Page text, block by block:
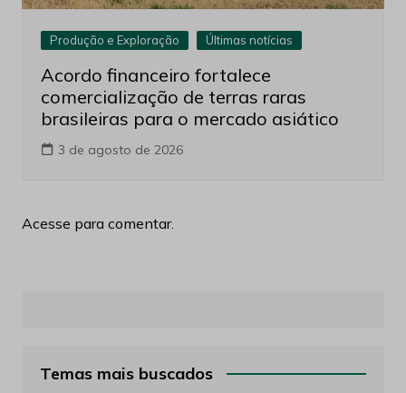
Produção e Exploração Últimas notícias
Acordo financeiro fortalece
comercialização de terras raras
brasileiras para o mercado asiático
3 de agosto de 2026
Acesse para comentar.
Temas mais buscados